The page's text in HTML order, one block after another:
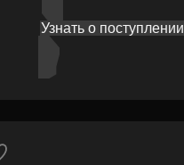
Узнать о поступлении